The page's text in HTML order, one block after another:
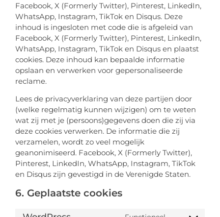
Facebook, X (Formerly Twitter), Pinterest, LinkedIn,
WhatsApp, Instagram, TikTok en Disqus. Deze
inhoud is ingesloten met code die is afgeleid van
Facebook, X (Formerly Twitter), Pinterest, LinkedIn,
WhatsApp, Instagram, TikTok en Disqus en plaatst
cookies. Deze inhoud kan bepaalde informatie
opslaan en verwerken voor gepersonaliseerde
reclame.
Lees de privacyverklaring van deze partijen door
(welke regelmatig kunnen wijzigen) om te weten
wat zij met je (persoons)gegevens doen die zij via
deze cookies verwerken. De informatie die zij
verzamelen, wordt zo veel mogelijk
geanonimiseerd. Facebook, X (Formerly Twitter),
Pinterest, LinkedIn, WhatsApp, Instagram, TikTok
en Disqus zijn gevestigd in de Verenigde Staten.
6. Geplaatste cookies